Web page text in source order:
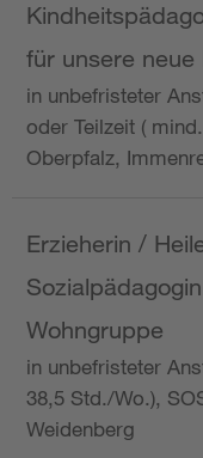
für unsere neue
in unbefristeter
oder Teilzeit (
Oberpfalz,
Erzieherin /
Wohngruppe
in unbefristeter
38,5 Std./Wo.),
Weidenberg